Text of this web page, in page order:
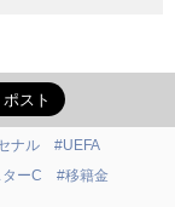
ナル
#UEFA
ーC
#移籍金